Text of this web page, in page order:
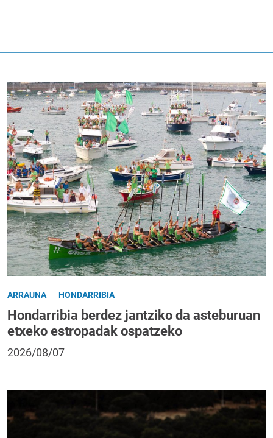
ARRAUNA HONDARRIBIA
Hondarribia berdez jantziko da asteburuan
etxeko estropadak ospatzeko
2026/08/07